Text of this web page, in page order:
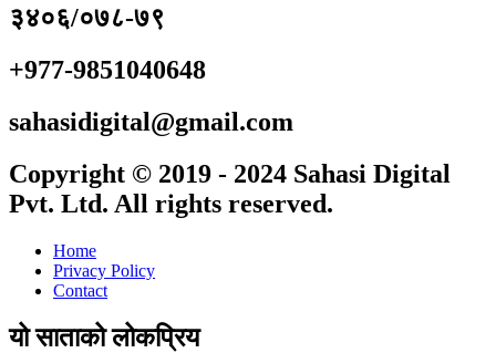
३४०६/०७८-७९
+977-9851040648
sahasidigital@gmail.com
Copyright © 2019 - 2024 Sahasi Digital
Pvt. Ltd. All rights reserved.
Home
Privacy Policy
Contact
यो साताको लोकप्रिय